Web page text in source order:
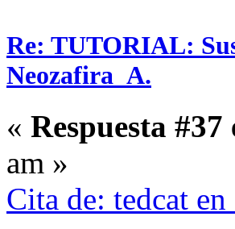
Re: TUTORIAL:
Neozafira_A.
« Respuesta #37
am »
Cita de: tedcat